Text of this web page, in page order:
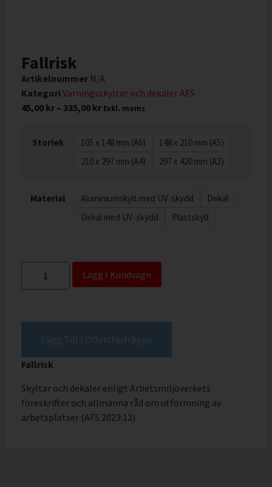
Fallrisk
Artikelnummer N/A
Kategori Varningsskyltar och dekaler AFS
45,00 kr – 335,00 kr Exkl. moms
Storlek 105 x 148 mm (A6)
148 x 210 mm (A5)
210 x 297 mm (A4)
297 x 420 mm (A3)
Material Aluminiumskylt med UV-skydd
Dekal
Dekal med UV-skydd
Plastskylt
Lägg I Kundvagn
Lägg Till I Offertförfrågan
Fallrisk
Skyltar och dekaler enligt Arbetsmiljöverkets
föreskrifter och allmänna råd om utformning av
arbetsplatser (AFS 2023:12)